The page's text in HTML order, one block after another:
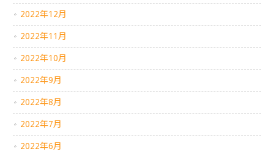
2022年12月
2022年11月
2022年10月
2022年9月
2022年8月
2022年7月
2022年6月